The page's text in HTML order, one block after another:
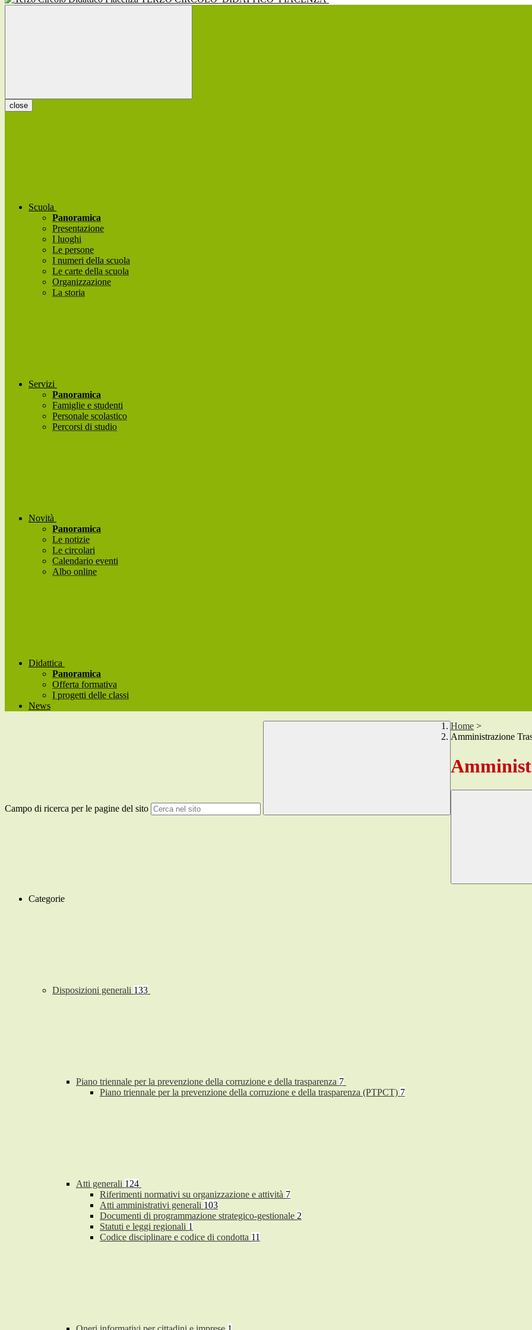
close
Scuola
Panoramica
Presentazione
I luoghi
Le persone
I numeri della scuola
Le carte della scuola
Organizzazione
La storia
Servizi
Panoramica
Famiglie e studenti
Personale scolastico
Percorsi di studio
Novità
Panoramica
Le notizie
Le circolari
Calendario eventi
Albo online
Didattica
Panoramica
Offerta formativa
I progetti delle classi
News
Campo di ricerca per le pagine del sito
Home >
Amministrazione
Categorie
Disposizioni generali 133
Piano triennale per la prevenzione della corruzione e della trasparenza 7
Piano triennale per la prevenzione della corruzione e della trasparenza (PTPCT) 7
Atti generali 124
Riferimenti normativi su organizzazione e attività 7
Atti amministrativi generali 103
Documenti di programmazione strategico-gestionale 2
Statuti e leggi regionali 1
Codice disciplinare e codice di condotta 11